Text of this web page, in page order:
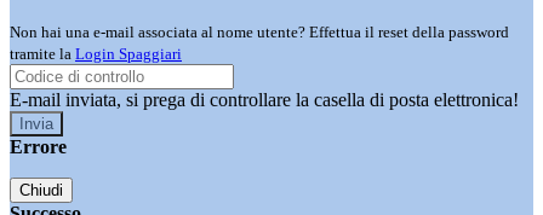
Non hai una e-mail associata al nome utente? Effettua il reset della password
tramite la Login Spaggiari
E-mail inviata, si prega di controllare la casella di posta elettronica!
Errore
Chiudi